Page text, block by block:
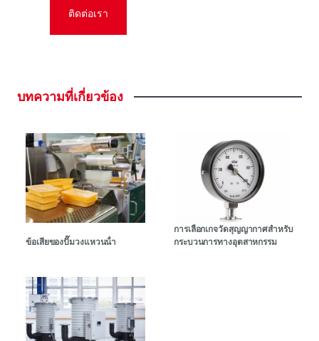
ติดต่อเรา
บทความที่เกี่ยวข้อง
ข้อเสียของปั๊มวงแหวนน้ํา
การเลือกเกจวัดสุญญากาศสําหรับ
กระบวนการทางอุตสาหกรรม